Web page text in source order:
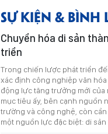
SỰ KIỆN & BÌNH
Chuyển hóa di sản
triển
Trong chiến lược phát triển
xác định công nghiệp văn
động lực tăng trưởng mới của
mục tiêu ấy, bên cạnh nguồn
trường và công nghệ, còn
một nguồn lực đặc biệt: di sản